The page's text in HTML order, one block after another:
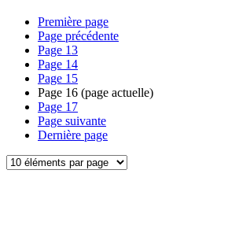
Première page
Page précédente
Page 13
Page 14
Page 15
Page 16 (page actuelle)
Page 17
Page suivante
Dernière page